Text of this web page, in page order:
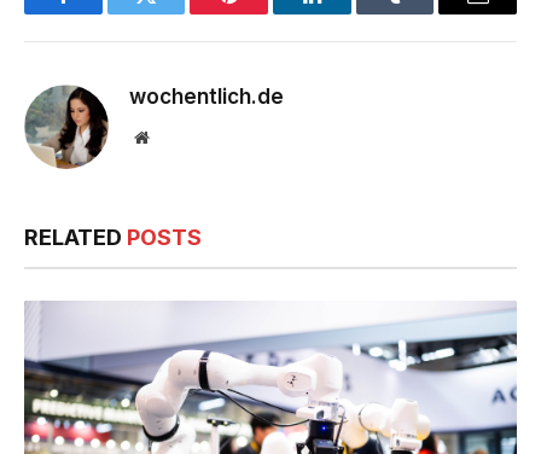
FacebookTwitter Pinterest LinkedInTumblr Email
wochentlich.de
Website
RELATED POSTS